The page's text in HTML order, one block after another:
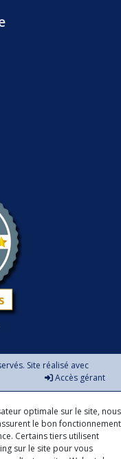
Site réalisé avec
Accès gérant
optimale sur le site, nous
le bon fonctionnement
Certains tiers utilisent
sur le site pour vous